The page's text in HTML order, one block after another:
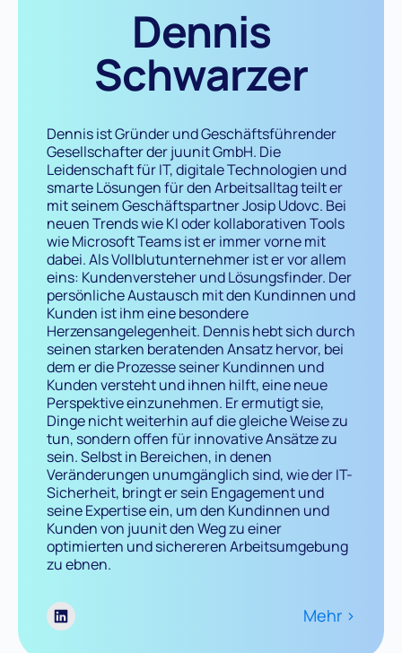
Dennis
Schwarzer
Dennis ist Gründer und Geschäftsführender
Gesellschafter der juunit GmbH. Die
Leidenschaft für IT, digitale Technologien und
smarte Lösungen für den Arbeitsalltag teilt er
mit seinem Geschäftspartner Josip Udovc. Bei
neuen Trends wie KI oder kollaborativen Tools
wie Microsoft Teams ist er immer vorne mit
dabei. Als Vollblutunternehmer ist er vor allem
eins: Kundenversteher und Lösungsfinder. Der
persönliche Austausch mit den Kundinnen und
Kunden ist ihm eine besondere
Herzensangelegenheit. Dennis hebt sich durch
seinen starken beratenden Ansatz hervor, bei
dem er die Prozesse seiner Kundinnen und
Kunden versteht und ihnen hilft, eine neue
Perspektive einzunehmen. Er ermutigt sie,
Dinge nicht weiterhin auf die gleiche Weise zu
tun, sondern offen für innovative Ansätze zu
sein. Selbst in Bereichen, in denen
Veränderungen unumgänglich sind, wie der IT-
Sicherheit, bringt er sein Engagement und
seine Expertise ein, um den Kundinnen und
Kunden von juunit den Weg zu einer
optimierten und sichereren Arbeitsumgebung
zu ebnen.
Mehr >